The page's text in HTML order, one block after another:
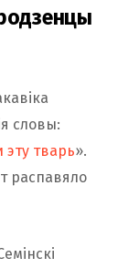
словы:
тварь».
распавяло